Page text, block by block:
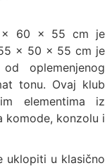
x 60 x 55 cm je
x 50 x 55 cm je
oplemenjenog
tonu. Ovaj klub
elementima iz
komode, konzolu i
uklopiti u klasično